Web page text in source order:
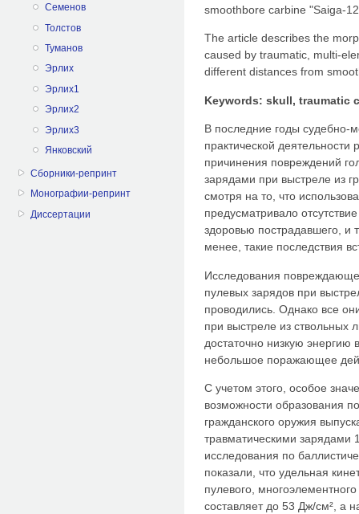
Семенов
Толстов
Туманов
Эрлих
Эрлих1
Эрлих2
Эрлих3
Янковский
Сборники-репринт
Монографии-репринт
Диссертации
smoothbore carbine "Saiga-
The article describes the
caused by traumatic, multi-
different distances from
Keywords: skull, traumatic
В последние годы судебно-
практической деятельности
причинения повреждений
зарядами при выстреле из
смотря на то, что
предусматривало
здоровью пострадавшего, и
менее, такие последствия
Исследования
пулевых зарядов при
проводились. Однако все
при выстреле из ствольных
достаточно низкую энергию
небольшое поражающее
С учетом этого, особое
возможности образования
гражданского оружия
травматическими зарядами
исследования по
показали, что удельная
пулевого,
составляет до 53 Дж/см², а